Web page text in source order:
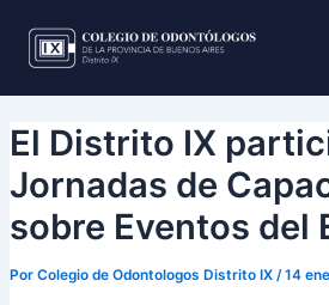
contenido
El Distrito IX
Jornadas de
sobre Eventos del
Por Colegio de Odontologos Distrito IX /14